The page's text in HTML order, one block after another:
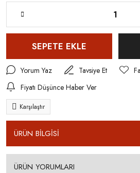
SEPETE EKLE
Yorum Yaz
Tavsiye Et
Fiyatı Düşünce Haber Ver
Karşılaştır
ÜRÜN BİLGİSİ
ÜRÜN YORUMLARI